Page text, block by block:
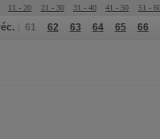
11 - 20 21 - 30 31 - 40 41 - 50 51 -
61 62 63 64 65 66